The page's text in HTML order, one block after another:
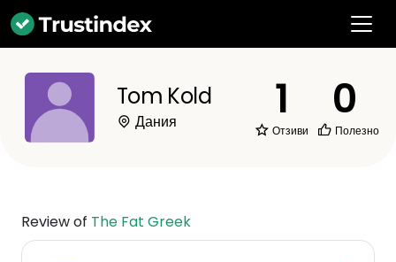
Tom Kold
Дания 1
Отзиви
0
Полезно
Review of The Fat Greek